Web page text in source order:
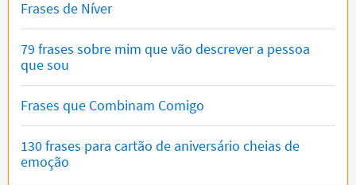
Frases de Níver
79 frases sobre mim que vão descrever a pessoa
que sou
Frases que Combinam Comigo
130 frases para cartão de aniversário cheias de
emoção